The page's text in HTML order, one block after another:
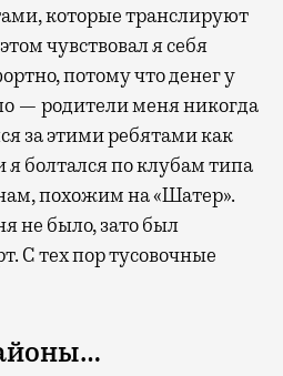
которые транслируют
чувствовал я себя
потому что денег у
— родители меня никогда
за этими ребятами как
я болтался по клубам типа
похожим на «Шатер».
не было, зато был
С тех пор тусовочные